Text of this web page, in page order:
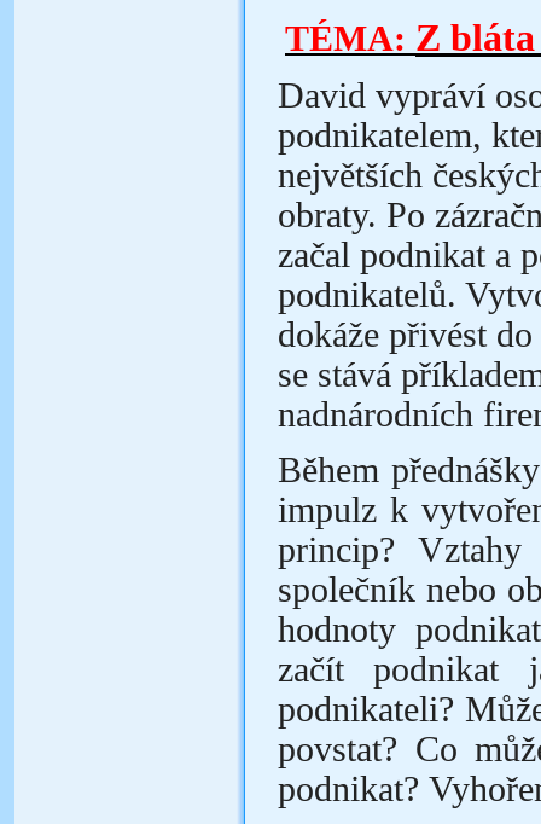
TÉMA: Z
David vypráví
podnikatelem,
největších
obraty. Po
začal podnikat a
podnikatelů.
dokáže přivést
se stává
nadnárodních
Během
impulz k
princip?
společník nebo
hodnoty
začít podnikat
podnikateli?
povstat? Co
podnikat?